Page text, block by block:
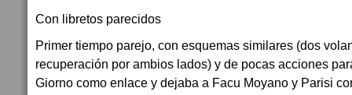
Con libretos parecidos
Primer tiempo parejo, con esquemas similares (dos
recuperación por ambios lados) y de pocas acciones
Giorno como enlace y dejaba a Facu Moyano y Parisi